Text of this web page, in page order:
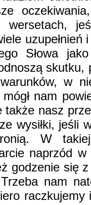
wersetach,
Słowa
w
nam
także nasz
wysiłki, jeśli
W
naprzód
godzenie się
nam